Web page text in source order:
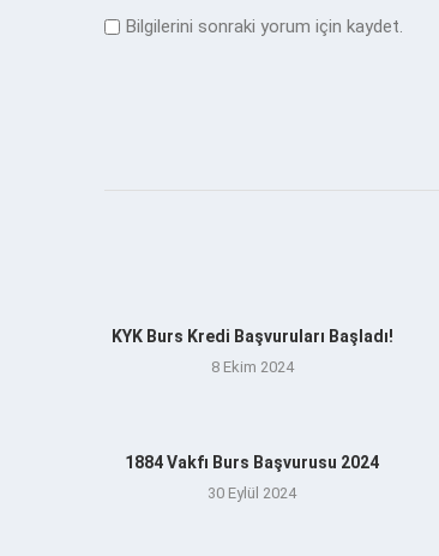
Bilgilerini sonraki yorum için kaydet.
KYK Burs Kredi Başvuruları Başladı!
8 Ekim 2024
1884 Vakfı Burs Başvurusu 2024
30 Eylül 2024